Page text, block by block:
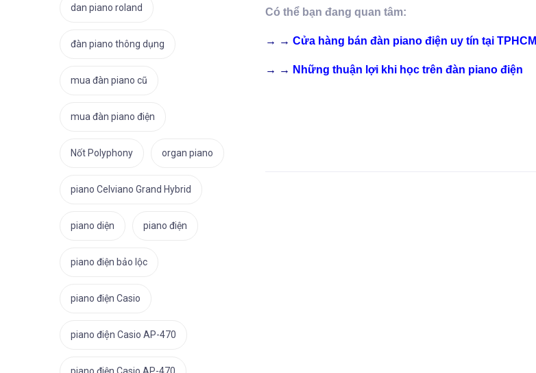
Có thể bạn đang quan tâm:
→ → Cửa hàng bán đàn piano điện uy tín tại TPHCM
→ → Những thuận lợi khi học trên đàn piano điện
dan piano roland
đàn piano thông dụng
mua đàn piano cũ
mua đàn piano điện
Nốt Polyphony organ piano
piano Celviano Grand Hybrid
piano diện piano điện
piano điện bảo lộc
piano điện Casio
piano điện Casio AP-470